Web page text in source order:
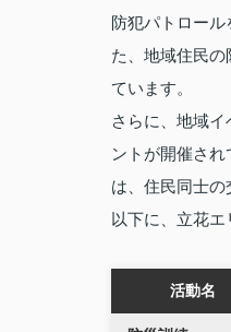
防犯パトロー
た、地域住民
ています。
さらに、地域
ントが開催さ
は、住民同士の
以下に、立花エ
活動名